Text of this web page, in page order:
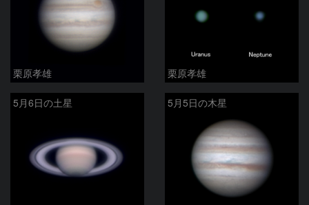
栗原孝雄 栗原孝雄
5月6日の土星 5月5日の木星